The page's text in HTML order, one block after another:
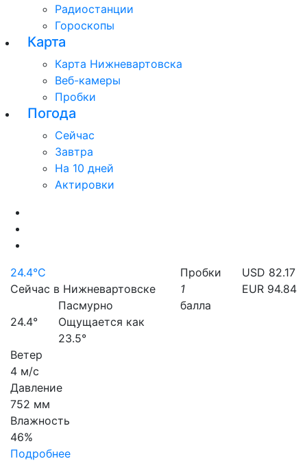
24.4°C
Сейчас в Нижневартовске
24.4°
Пасмурно
Ощущается как
23.5°
Ветер
4 м/с
Давление
752 мм
Влажность
46%
Подробнее
Пробки
1
балла
USD 82.17
EUR 94.84
Радиостанции
Гороскопы
Карта
Карта Нижневартовска
Веб-камеры
Пробки
Погода
Сейчас
Завтра
На 10 дней
Актировки